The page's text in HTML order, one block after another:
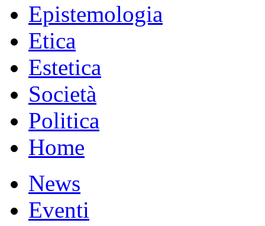
Epistemologia
Etica
Estetica
Società
Politica
Home
News
Eventi